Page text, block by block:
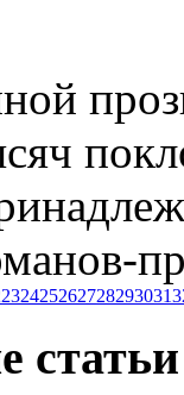
232425262728293031
статьи